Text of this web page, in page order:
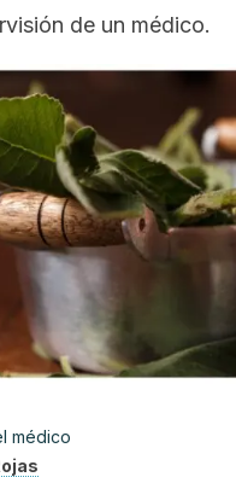
de un médico.
médico